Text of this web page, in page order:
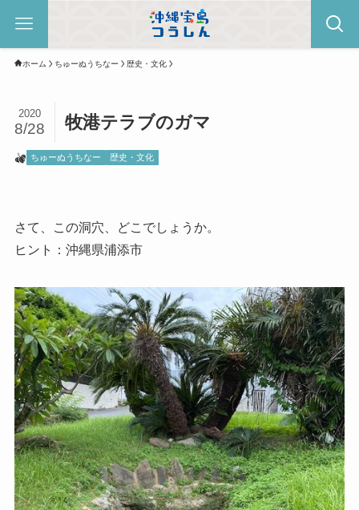
ホーム ちゅーぬうちなー 歴史・文化
牧港テラブのガマ
2020
8/28
ちゅーぬうちなー 歴史・文化
さて、この洞穴、どこでしょうか。
ヒント：沖縄県浦添市